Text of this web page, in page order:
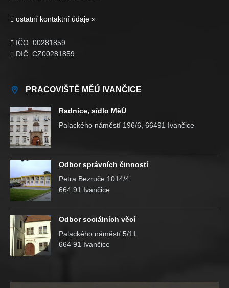
 ostatní kontaktní údaje »
 IČO: 00281859
 DIČ: CZ00281859
PRACOVIŠTĚ MĚÚ IVANČICE
Radnice, sídlo MěÚ
Palackého náměstí 196/6, 66491 Ivančice
Odbor správních činností
Petra Bezruče 1014/4
664 91 Ivančice
Odbor sociálních věcí
Palackého náměstí 5/11
664 91 Ivančice